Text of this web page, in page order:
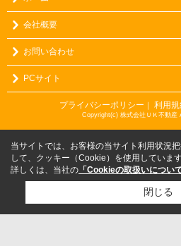
会社概要
お問い合わせ
PCサイト
プライバシーポリシー ｜ 利用規
Copyright(c) 株式会社ＵＫ不動産
当サイトでは、お客様の当サイト利用状況
して、クッキー（Cookie）を使用しています
詳しくは、当社の 「Cookieの取扱いについて
閉じる